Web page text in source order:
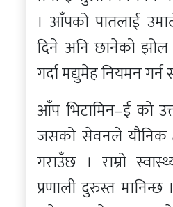
। आँपको पातलाई
दिने अनि छानेको
गर्दा मद्युमेह नियमन
आँप भिटामिन–ई को
जसको सेवनले यौनिक
गराउँछ । राम्रो
प्रणाली दुरुस्त